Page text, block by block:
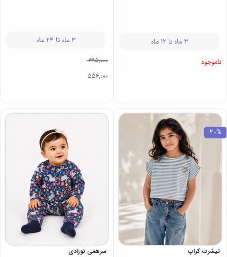
3 ماه تا 12 ماه
ناموجود
3 ماه تا 24 ماه
695,000
556,000
20%
تیشرت کراپ
سرهمی نوزادی